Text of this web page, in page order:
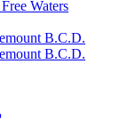
Waters
B.C.D.
B.C.D.